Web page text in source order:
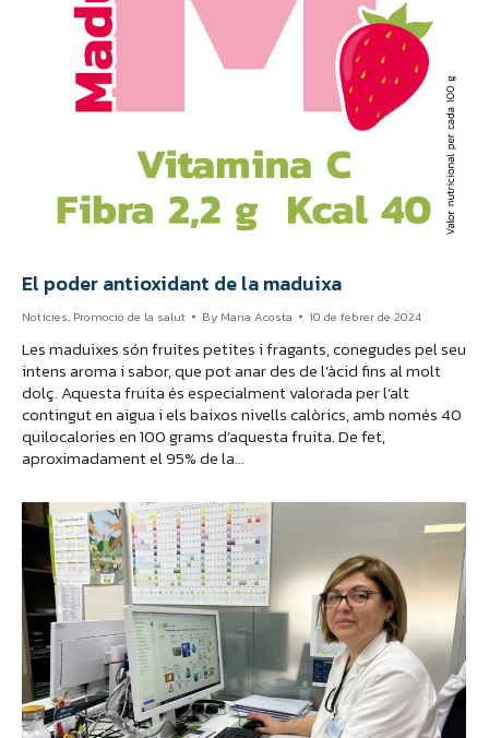
El poder antioxidant de la maduixa
Notícies, Promoció de la salut By Maria Acosta 10 de febrer de 2024
Les maduixes són fruites petites i fragants, conegudes pel seu
intens aroma i sabor, que pot anar des de l’àcid fins al molt
dolç. Aquesta fruita és especialment valorada per l’alt
contingut en aigua i els baixos nivells calòrics, amb només 40
quilocalories en 100 grams d’aquesta fruita. De fet,
aproximadament el 95% de la…